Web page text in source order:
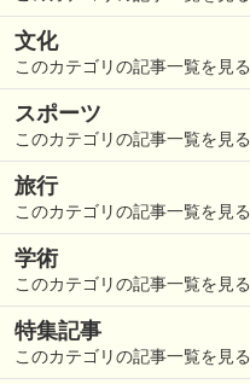
文化
このカテゴリの記事一覧を見る
スポーツ
このカテゴリの記事一覧を見る
旅行
このカテゴリの記事一覧を見る
学術
このカテゴリの記事一覧を見る
特集記事
このカテゴリの記事一覧を見る